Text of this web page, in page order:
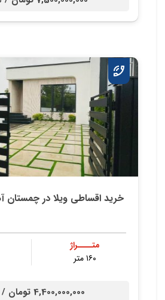
خرید اقساطی ویلا در چمستان
متــــراژ
۱۶۰ متر
4,400,000,000 تومان /